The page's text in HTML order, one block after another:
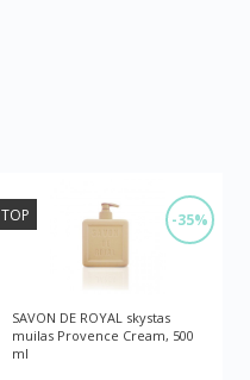
-35%
TOP
SAVON DE ROYAL skystas
muilas Provence Cream, 500
ml